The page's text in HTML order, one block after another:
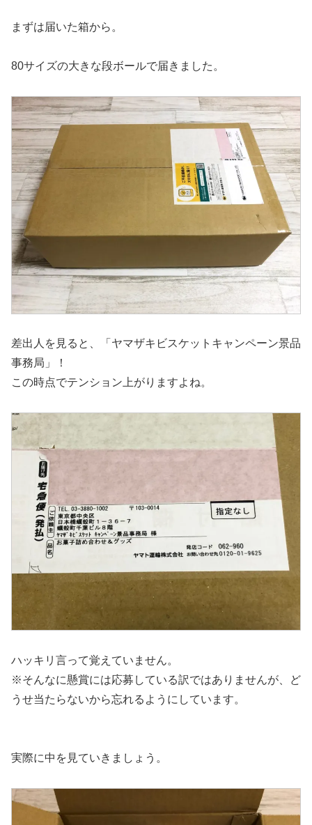
まずは届いた箱から。
80サイズの大きな段ボールで届きました。
差出人を見ると、「ヤマザキビスケットキャンペーン景品
事務局」！
この時点でテンション上がりますよね。
ハッキリ言って覚えていません。
※そんなに懸賞には応募している訳ではありませんが、ど
うせ当たらないから忘れるようにしています。
実際に中を見ていきましょう。